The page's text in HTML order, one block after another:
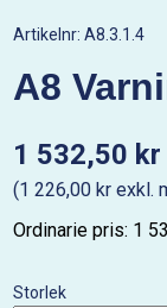
Artikelnr:A8.3.1.4
A8
1 532,50 kr
(1 226,00 kr exkl.
Ordinarie pris: 1
Storlek